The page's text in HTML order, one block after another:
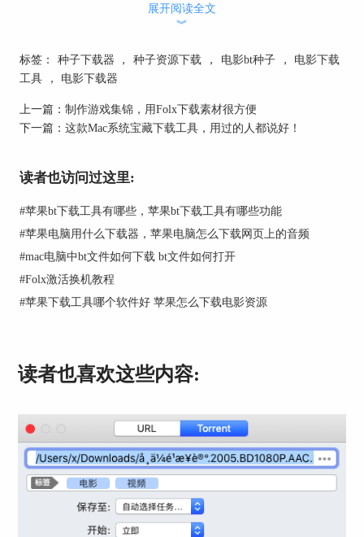
如图2所示，找到电影版的种子资源后，点击下载
然后，如图3所示，在种子下载目录中找到相关的
种子文件，双击下载种子文件对应的资源。
二、创建下载任务
Folx的创建下载任务面板。需要注意的是，如果
Folx非系统默认的种子下载工具时，可能无法自动
弹出任务面板，用户可以通过右击种子文件，选择
使用Folx打开来解决。
确认下载的资源无误后，就可以单击“好”，开启下
展开阅读全文
︾
标签： 种子下载器 ， 种子资源下载 ， 电影bt种子 ，
电影下载
工具
， 电影下载器
上一篇： 制作游戏集锦，用Folx下载素材很方便
下一篇： 这款Mac系统宝藏下载工具，用过的人都说好！
读者也访问过这里:
#苹果bt下载工具有哪些，苹果bt下载工具有哪些功能
#苹果电脑用什么下载器，苹果电脑怎么下载网页上的音频
#mac电脑中bt文件如何下载 bt文件如何打开
#Folx激活换机教程
#苹果下载工具哪个软件好 苹果怎么下载电影资源
读者也喜欢这些内容: